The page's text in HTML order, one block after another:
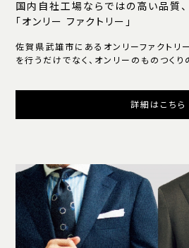
国内自社工場ならではの高い品質、
「オンリー ファクトリー」
佐賀県武雄市にあるオンリーファクトリ
を行うだけでなく、オンリーのものつくり
詳細はこちら